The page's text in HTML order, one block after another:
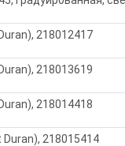
218012417
218013619
218014418
Duran), 218015414